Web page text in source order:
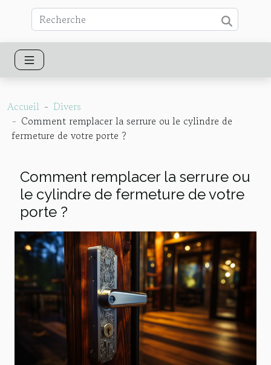
Accueil
Divers
Comment remplacer la serrure ou le cylindre de
fermeture de votre porte ?
Comment remplacer la serrure ou
le cylindre de fermeture de votre
porte ?